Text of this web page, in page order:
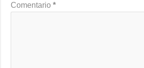
Comentario*